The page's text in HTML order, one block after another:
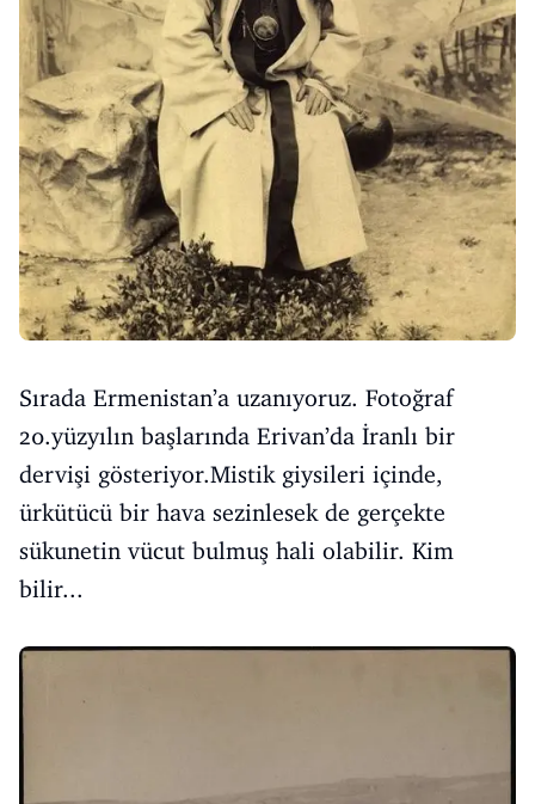
Sırada Ermenistan’a uzanıyoruz. Fotoğraf
20.yüzyılın başlarında Erivan’da İranlı bir
dervişi gösteriyor.Mistik giysileri içinde,
ürkütücü bir hava sezinlesek de gerçekte
sükunetin vücut bulmuş hali olabilir. Kim
bilir...